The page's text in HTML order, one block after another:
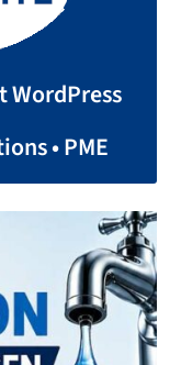
WordPress
• PME